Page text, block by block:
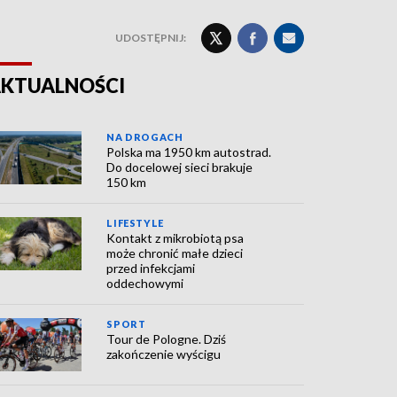
UDOSTĘPNIJ:
NA DROGACH
Polska ma 1950 km autostrad.
Do docelowej sieci brakuje
150 km
LIFESTYLE
Kontakt z mikrobiotą psa
może chronić małe dzieci
przed infekcjami
oddechowymi
SPORT
Tour de Pologne. Dziś
zakończenie wyścigu